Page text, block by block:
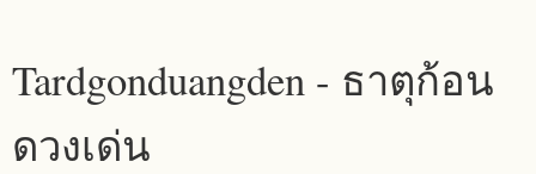
Tardgonduangden - ธาตุก้อน
ดวงเด่น